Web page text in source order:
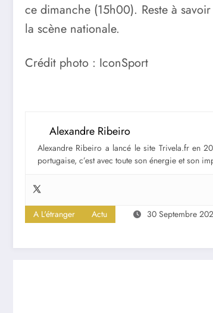
ce dimanche (15h00). Reste à
la scène nationale.
Crédit photo : IconSport
Alexandre Ribeiro
Alexandre Ribeiro a lancé le site Trivela.fr en
portugaise, c’est avec toute son énergie et son
A L'étranger Actu 30 Septembre